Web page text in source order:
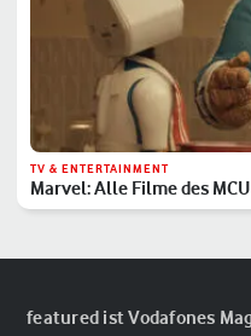
TV & ENTERTAINMENT
Marvel: Alle Filme des
Reihenfolge
featured ist Vodafones